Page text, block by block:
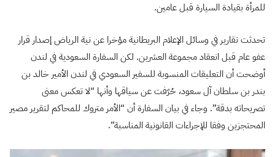
للمرأة بقيادة السيارة قبل عامين.
تحدثت تقارير في وسائل الإعلام البريطانية مؤخرا عن نية الرياض إصدار قرار
عفو عام قبل انعقاد مجموعة العشرين. لكن السفارة السعودية في لندن
أوضحت أن التعليقات المنسوبة للسفير السعودي في لندن الأمير خالد بن
بندر بن سلطان آل سعود، حُرّفت عن سياقها وأنها “لا تعكس معنى
تصريحاته بدقة”. وجاء في بيان السفارة أن “الأمر متروك للمحاكم لتقرير مصير
المحتجزين وفقا للإجراءات القانونية المناسبة”.